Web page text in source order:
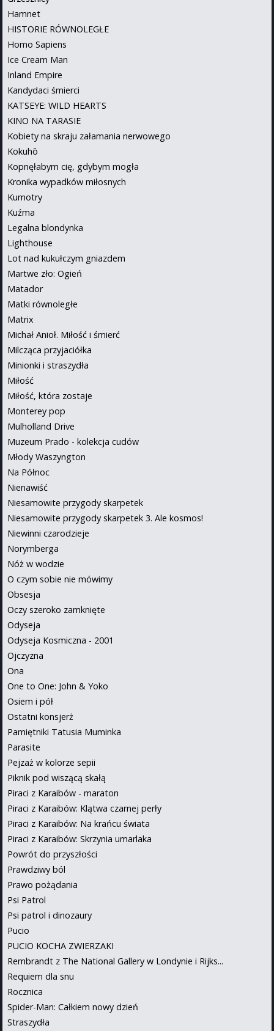
Hamnet
HISTORIE RÓWNOLEGŁE
Homo Sapiens
Ice Cream Man
Inland Empire
Kandydaci śmierci
KATSEYE: WILD HEARTS
KINO NA TARASIE
Kobiety na skraju załamania nerwowego
Kokuhō
Kopnęłabym cię, gdybym mogła
Kronika wypadków miłosnych
Kumotry
Kuźma
Legalna blondynka
Lighthouse
Lot nad kukułczym gniazdem
Martwe zło: Ogień
Matador
Matki równoległe
Matrix
Michał Anioł. Miłość i śmierć
Milcząca przyjaciółka
Minionki i straszydła
Miłość
Miłość, która zostaje
Monterey pop
Mulholland Drive
Muzeum Prado - kolekcja cudów
Młody Waszyngton
Na Północ
Nienawiść
Niesamowite przygody skarpetek
Niesamowite przygody skarpetek 3. Ale kosmos!
Niewinni czarodzieje
Norymberga
Nóż w wodzie
O czym sobie nie mówimy
Obsesja
Oczy szeroko zamknięte
Odyseja
Odyseja Kosmiczna - 2001
Ojczyzna
Ona
One to One: John & Yoko
Osiem i pół
Ostatni konsjerż
Pamiętniki Tatusia Muminka
Parasite
Pejzaż w kolorze sepii
Piknik pod wiszącą skałą
Piraci z Karaibów - maraton
Piraci z Karaibów: Klątwa czarnej perły
Piraci z Karaibów: Na krańcu świata
Piraci z Karaibów: Skrzynia umarlaka
Powrót do przyszłości
Prawdziwy ból
Prawo pożądania
Psi Patrol
Psi patrol i dinozaury
Pucio
PUCIO KOCHA ZWIERZAKI
Rembrandt z The National Gallery w Londynie i Rijks...
Requiem dla snu
Rocznica
Spider-Man: Całkiem nowy dzień
Straszydła